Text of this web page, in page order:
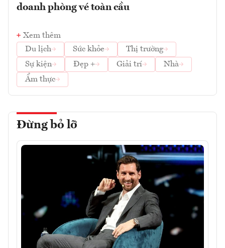
doanh phòng vé toàn cầu
Xem thêm
Du lịch
Sức khỏe
Thị trường
Sự kiện
Đẹp + Giải trí
Nhà
Ẩm thực
Đừng bỏ lỡ